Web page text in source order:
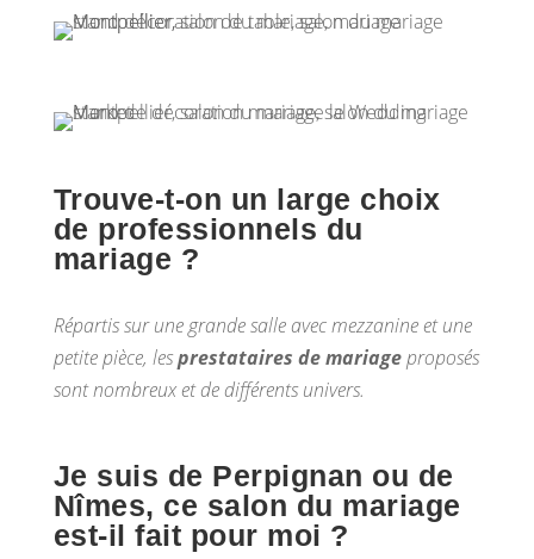
Trouve-t-on un large choix
de professionnels du
mariage ?
Répartis sur une grande salle avec mezzanine et une
petite pièce, lesprestataires de mariageproposés
sont nombreux et de différents univers.
Je suis de Perpignan ou de
Nîmes, ce salon du mariage
est-il fait pour moi ?